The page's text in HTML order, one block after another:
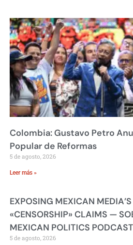
Colombia: Gustavo Petro
Popular de Reformas
5 de agosto, 2026
Leer más »
EXPOSING MEXICAN
«CENSORSHIP» CLAIMS —
MEXICAN POLITICS
5 de agosto, 2026